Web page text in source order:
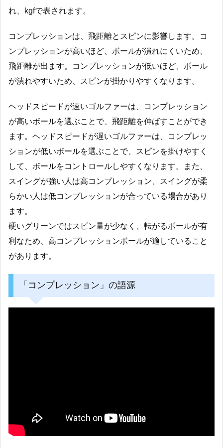
れ、kgfで表されます。
コンプレッションは、飛距離とスピンに影響します。コ
ンプレッションが高いほど、ボールが潰れにくいため、
飛距離が出ます。コンプレッションが低いほど、ボール
が潰れやすいため、スピンが掛かりやすくなります。
ヘッドスピードが速いゴルファーは、コンプレッション
が高いボールを選ぶことで、飛距離を伸ばすことができ
ます。ヘッドスピードが遅いゴルファーは、コンプレッ
ションが低いボールを選ぶことで、スピンを掛けやすく
して、ボールをコントロールしやすくなります。また、
スイングが強い人は高コンプレッション、スイングが柔
らかい人は低コンプレッションが合っている場合があり
ます。
硬いグリーンではスピン量が少なく、転がるボールが有
利なため、高コンプレッションボールが適していること
があります。
「コンプレッション」の語源